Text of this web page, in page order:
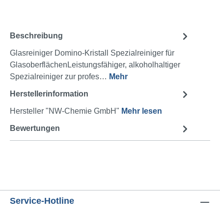
Beschreibung
Glasreiniger Domino-Kristall Spezialreiniger für
GlasoberflächenLeistungsfähiger, alkoholhaltiger
Spezialreiniger zur profes… Mehr
Herstellerinformation
Hersteller "NW-Chemie GmbH" Mehr lesen
Bewertungen
Service-Hotline